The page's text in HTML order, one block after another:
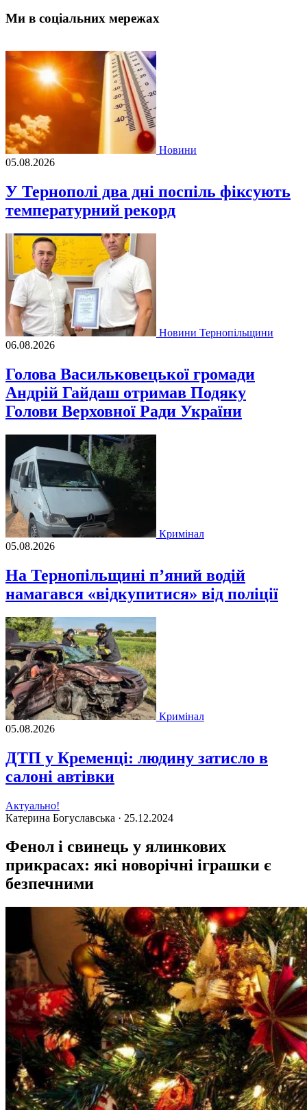
Ми в соціальних мережах
Новини
05.08.2026
У Тернополі два дні поспіль фіксують
температурний рекорд
Новини Тернопільщини
06.08.2026
Голова Васильковецької громади
Андрій Гайдаш отримав Подяку
Голови Верховної Ради України
Кримінал
05.08.2026
На Тернопільщині п’яний водій
намагався «відкупитися» від поліції
Кримінал
05.08.2026
ДТП у Кременці: людину затисло в
салоні автівки
Актуально!
Катерина Богуславська · 25.12.2024
Фенол і свинець у ялинкових
прикрасах: які новорічні іграшки є
безпечними